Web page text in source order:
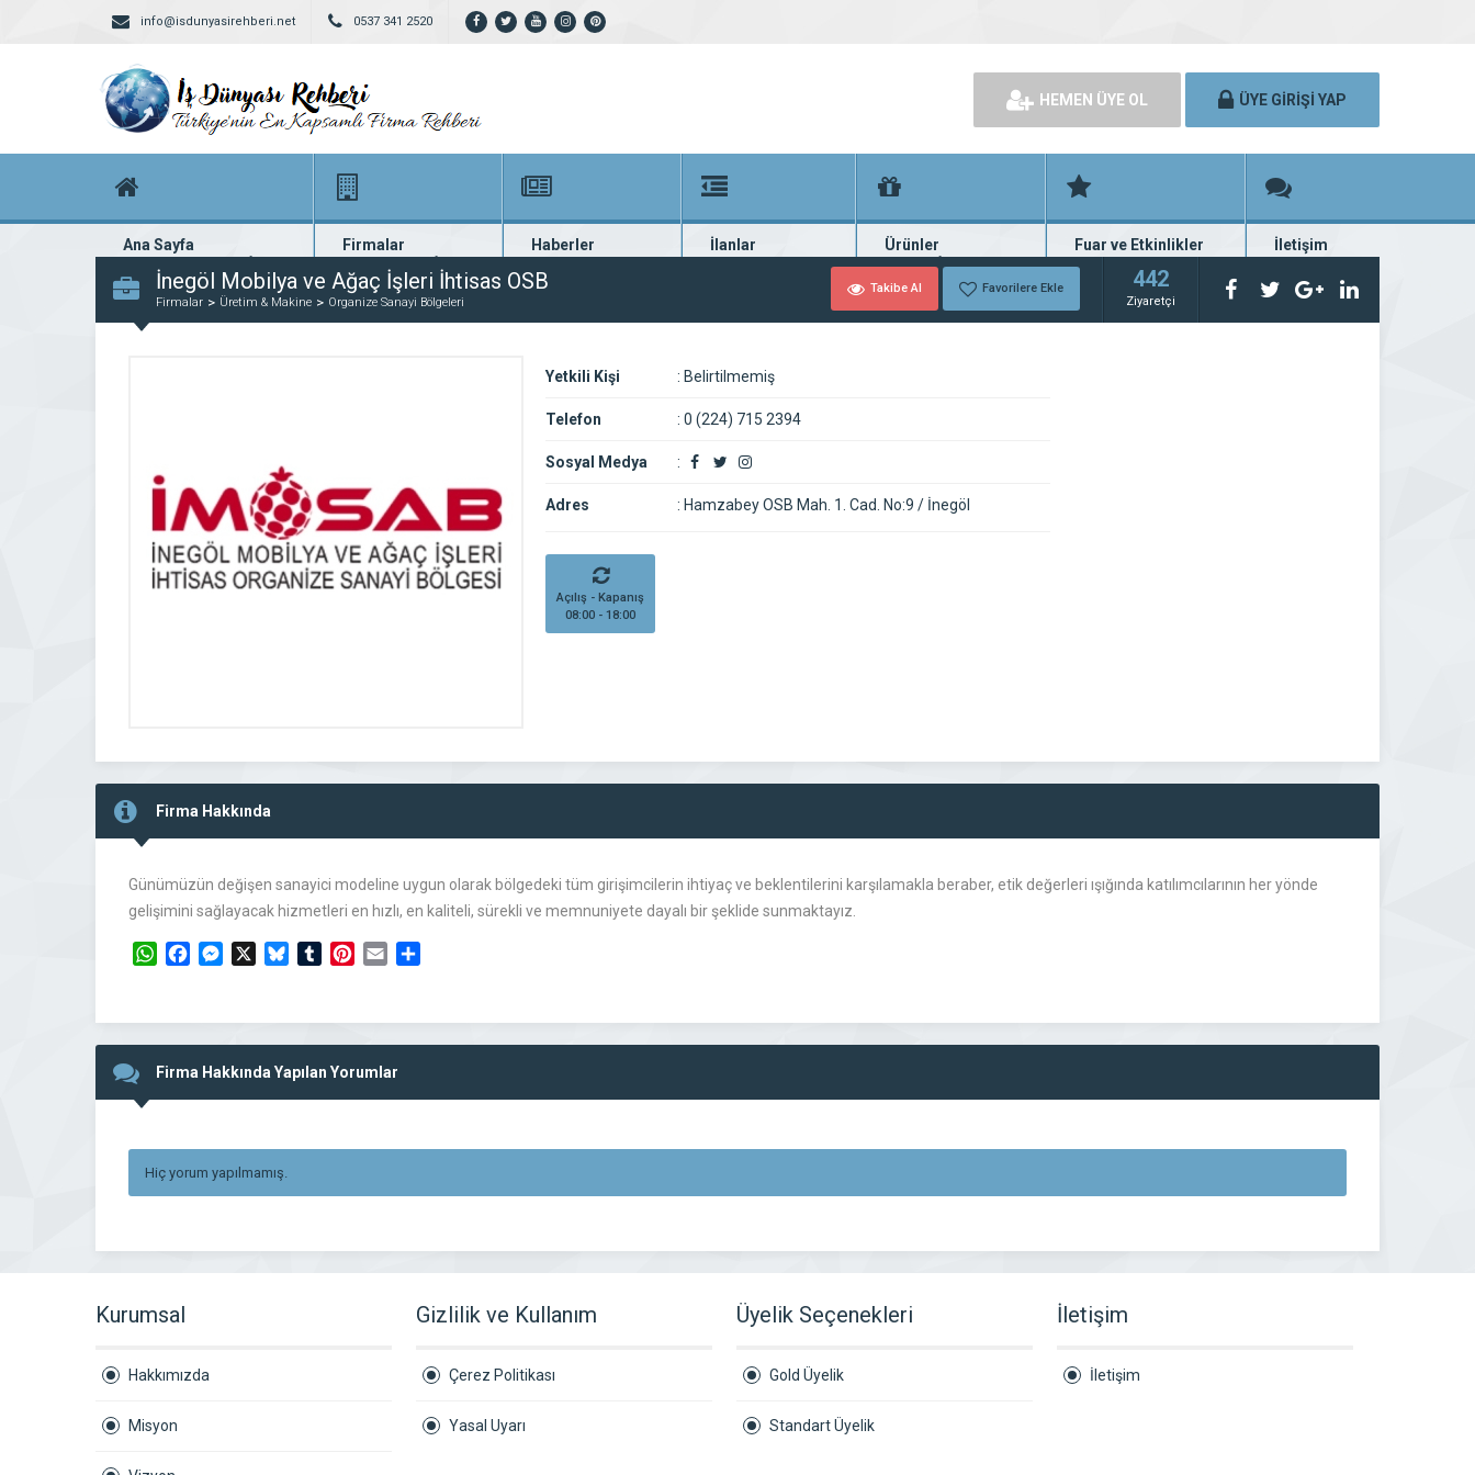
info@isdunyasirehberi.net 0537 341 2520
HEMEN ÜYE OL ÜYE GİRİŞİ YAP
Ana Sayfa
Firma rehberi ana sayfanız
Firmalar
Yüzlerce kayıtlı firma
Haberler
En güncel haberler
İlanlar
Güncel seri ilanlar
Ürünler
Binlerce firma ürünü
Fuar ve Etkinlikler
Fuar ve etkinlik planları
İletişim
Bize ulaşın
İnegöl Mobilya ve Ağaç İşleri İhtisas OSB
Firmalar Üretim & Makine Organize Sanayi Bölgeleri
Takibe Al Favorilere Ekle 442
Ziyaretçi
Yetkili Kişi : Belirtilmemiş
Telefon : 0 (224) 715 2394
Sosyal Medya :
Adres : Hamzabey OSB Mah. 1. Cad. No:9 / İnegöl
Açılış - Kapanış
08:00 - 18:00
Firma Hakkında
Günümüzün değişen sanayici modeline uygun olarak bölgedeki tüm girişimcilerin ihtiyaç ve beklentilerini karşılamakla beraber, etik değerleri ışığında katılımcılarının her yönde
gelişimini sağlayacak hizmetleri en hızlı, en kaliteli, sürekli ve memnuniyete dayalı bir şeklide sunmaktayız.
WhatsAppFacebookMessengerBlueskyTumblrPinterest
Email
Firma Hakkında Yapılan Yorumlar
Hiç yorum yapılmamış.
Kurumsal
Hakkımızda
Misyon
Gizlilik ve Kullanım
Çerez Politikası
Yasal Uyarı
Üyelik Seçenekleri
Gold Üyelik
Standart Üyelik
İletişim
İletişim